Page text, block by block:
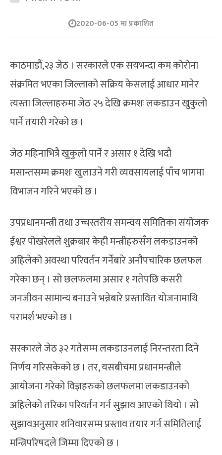
2020-06-05 मा प्रकाशित
काठमाडौं,२३ जेठ । सरकारले एक सयभन्दा कम कोरोना
संक्रमित भएका जिल्लाको सक्रिय केसलाई आधार मानेर
त्यस्ता जिल्लाहरुमा जेठ २५ देखि क्रमशः लकडाउन खुकुलो
पार्ने तयारी गरेको छ ।
जेठ महिनाभित्रै खुकुलो पार्ने र असार १ देखि भदौ
मसान्तसम्म क्रमशः खुलाउने गरी व्यवसायलाई पाँच भागमा
विभाजन गरिने भएको छ ।
उपप्रधानमन्त्री तथा उच्चस्तरीय समन्वय समितिका संयोजक
ईश्वर पोखरेलले शुक्रबार केही मन्त्रीहरुसँग लकडाउनको
अहिलेको अवस्था परिवर्तन गर्नेबारे अनौपचारिक छलफल
गरेका छन् । सो छलफलमा असार १ गतेपछि कसरी
जनजीवन सामान्य बनाउने भन्नेबारे प्रस्तावित योजनामाथि
परामर्श भएको छ ।
सरकारले जेठ ३२ गतेसम्म लकडाउनलाई निरन्तरता दिने
निर्णय गरिसकेको छ । तर, यसबीचमा प्रधानमन्त्रीले
आयोजना गरेको विज्ञहरुको छलफलमा लकडाउनको
अहिलेको तरिका परिवर्तन गर्न सुझाव आएको थियो । सो
सुझावअनुसार शनिवारसम्म प्रस्ताव तयार गर्न समितिलाई
मन्त्रिपरिषदले जिम्मा दिएको छ ।